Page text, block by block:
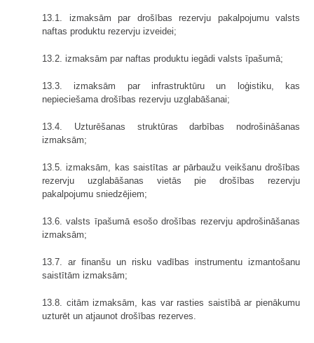
13.1. izmaksām par drošības rezervju pakalpojumu valsts
naftas produktu rezervju izveidei;
13.2. izmaksām par naftas produktu iegādi valsts īpašumā;
13.3. izmaksām par infrastruktūru un loģistiku, kas
nepieciešama drošības rezervju uzglabāšanai;
13.4. Uzturēšanas struktūras darbības nodrošināšanas
izmaksām;
13.5. izmaksām, kas saistītas ar pārbaužu veikšanu drošības
rezervju uzglabāšanas vietās pie drošības rezervju
pakalpojumu sniedzējiem;
13.6. valsts īpašumā esošo drošības rezervju apdrošināšanas
izmaksām;
13.7. ar finanšu un risku vadības instrumentu izmantošanu
saistītām izmaksām;
13.8. citām izmaksām, kas var rasties saistībā ar pienākumu
uzturēt un atjaunot drošības rezerves.